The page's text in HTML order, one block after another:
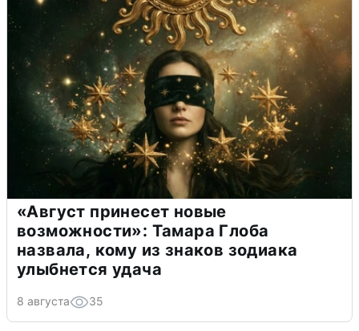
«Август принесет новые
возможности»: Тамара Глоба
назвала, кому из знаков зодиака
улыбнется удача
8 августа 35